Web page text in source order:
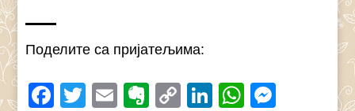
Поделите са пријатељима:
Facebook
Twitter
EmailEvernote
CopyLinkedIn